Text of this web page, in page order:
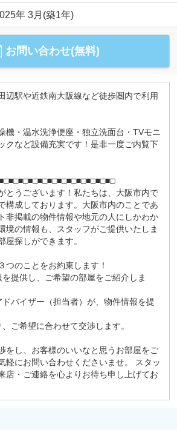
年 3月(築1年)
お問い合わせ(無料)
辺駅や近鉄南大阪線など徒歩圏内で利用
機・温水洗浄便座・独立洗面台・TVモニ
クなど設備充実です！是非一度ご内覧下
とうございます！私たちは、大阪市内で
構成しております。大阪市内のことであ
非掲載の物件情報や地元の人にしかわか
境の情報も、スタッフがご提供いたしま
屋探しができます。
つのことをお約束します！
提供し、ご希望の部屋をご紹介しま
バイザー（担当者）が、物件情報を提
ご希望に合わせて交渉します。
をし、お客様のいいなと思うお部屋をご
軽にお問い合わせくださいませ。 スタッ
店・ご連絡を心よりお待ち申し上げてお